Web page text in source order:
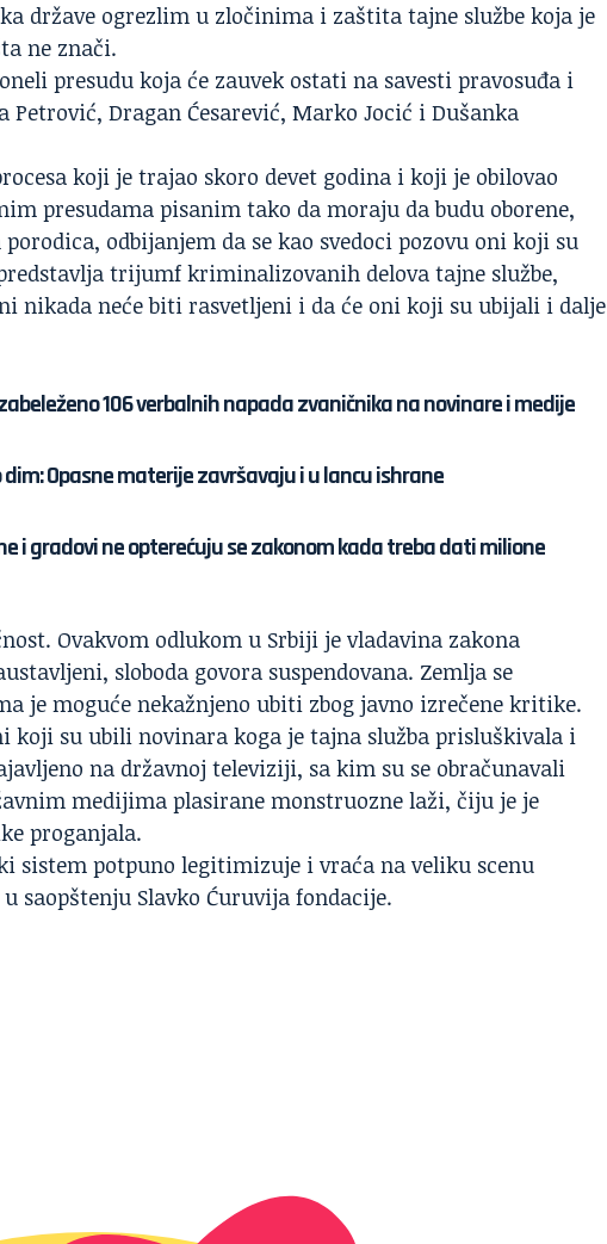
države ogrezlim u zločinima i zaštita tajne službe koja je
ne znači.
presudu koja će zauvek ostati na savesti pravosuđa i
Petrović, Dragan Ćesarević, Marko Jocić i Dušanka
koji je trajao skoro devet godina i koji je obilovao
presudama pisanim tako da moraju da budu oborene,
odbijanjem da se kao svedoci pozovu oni koji su
trijumf kriminalizovanih delova tajne službe,
nikada neće biti rasvetljeni i da će oni koji su ubijali i dalje
106 verbalnih napada zvaničnika na novinare i medije
Opasne materije završavaju i u lancu ishrane
i gradovi ne opterećuju se zakonom kada treba dati milione
Ovakvom odlukom u Srbiji je vladavina zakona
sloboda govora suspendovana. Zemlja se
je moguće nekažnjeno ubiti zbog javno izrečene kritike.
koji su ubili novinara koga je tajna služba prisluškivala i
na državnoj televiziji, sa kim su se obračunavali
medijima plasirane monstruozne laži, čiju je je
proganjala.
sistem potpuno legitimizuje i vraća na veliku scenu
saopštenju Slavko Ćuruvija fondacije.